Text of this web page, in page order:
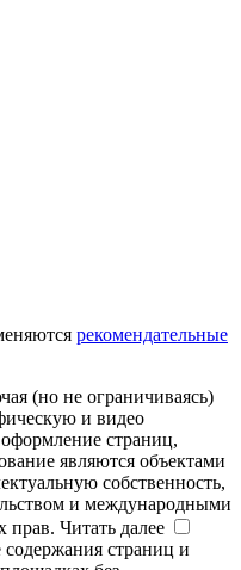
рекомендательные
(но не ограничиваясь)
и видео
страниц,
являются объектами
собственность,
и международными
прав. Читать далее
страниц и